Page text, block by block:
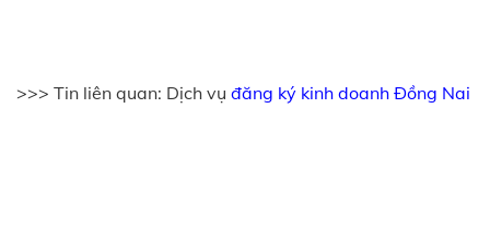
>>> Tin liên quan: Dịch vụ đăng ký kinh doanh Đồng Nai